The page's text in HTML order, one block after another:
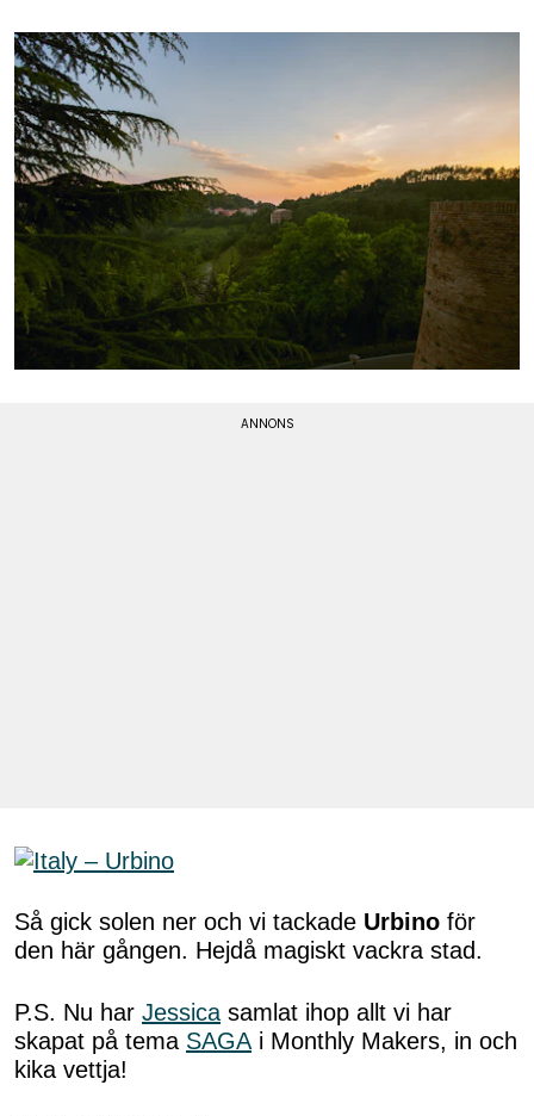
Så gick solen ner och vi tackade Urbino för
den här gången. Hejdå magiskt vackra stad.
P.S. Nu har Jessica samlat ihop allt vi har
skapat på tema SAGA i Monthly Makers, in och
kika vettja!